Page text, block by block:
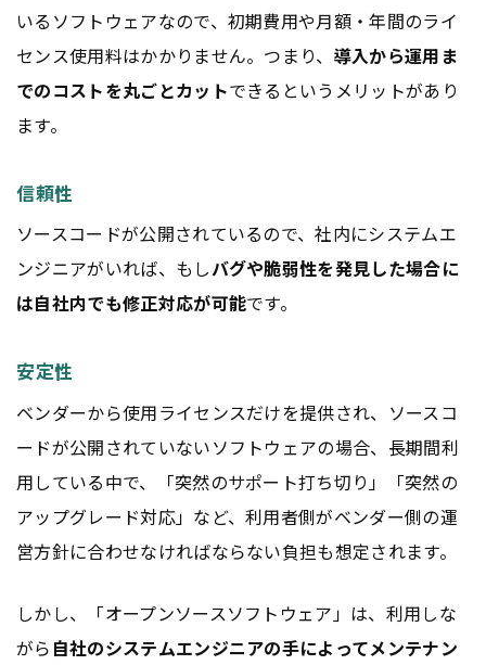
いるソフトウェアなので、初期費用や月額・年間のライ
センス使用料はかかりません。つまり、 導入から運用ま
でのコストを丸ごとカットできるというメリットがあり
ます。
信頼性
ソースコードが公開されているので、社内にシステムエ
ンジニアがいれば、もしバグや脆弱性を発見した場合に
は自社内でも修正対応が可能です。
安定性
ベンダーから使用ライセンスだけを提供され、ソースコ
ードが公開されていないソフトウェアの場合、長期間利
用している中で、「突然のサポート打ち切り」「突然の
アップグレード対応」など、利用者側がベンダー側の運
営方針に合わせなければならない負担も想定されます。
しかし、「オープンソースソフトウェア」は、利用しな
がら 自社のシステムエンジニアの手によってメンテナン